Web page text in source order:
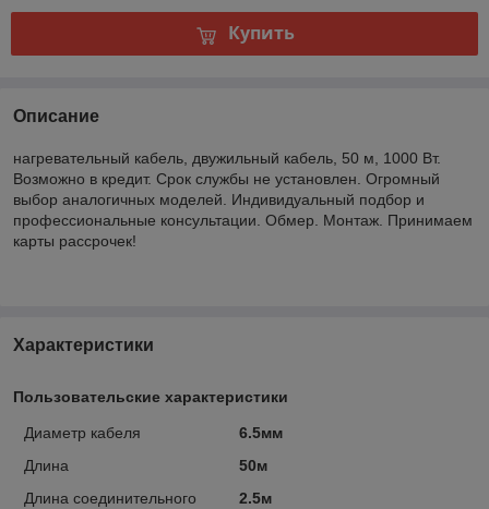
Купить
Описание
нагревательный кабель, двужильный кабель, 50 м, 1000 Вт.
Возможно в кредит. Срок службы не установлен. Огромный
выбор аналогичных моделей. Индивидуальный подбор и
профессиональные консультации. Обмер. Монтаж. Принимаем
карты рассрочек!
Характеристики
Пользовательские характеристики
Диаметр кабеля
6.5мм
Длина
50м
Длина соединительного
2.5м